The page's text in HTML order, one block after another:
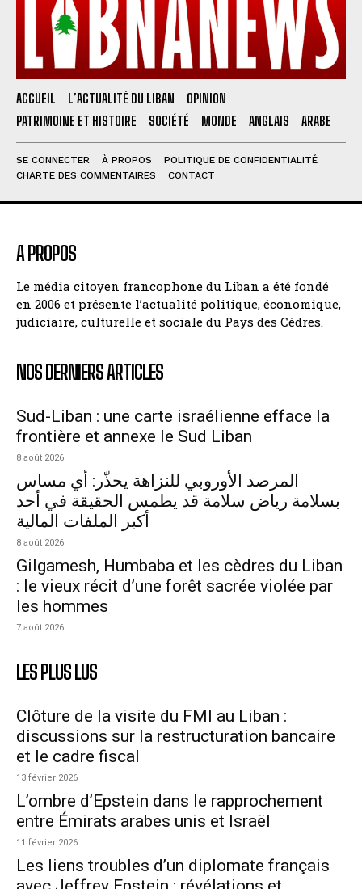
ACCUEIL L’ACTUALITÉ DU LIBAN
OPINION
PATRIMOINE ET HISTOIRE
SOCIÉTÉ MONDE ANGLAIS ARABE
SE CONNECTER À PROPOS
POLITIQUE DE CONFIDENTIALITÉ
CHARTE DES COMMENTAIRES
CONTACT
A PROPOS
Le média citoyen francophone du Liban a été fondé
en 2006 et présente l’actualité politique, économique,
judiciaire, culturelle et sociale du Pays des Cèdres.
NOS DERNIERS ARTICLES
Sud-Liban : une carte israélienne efface la
frontière et annexe le Sud Liban
8 août 2026
المرصد الأوروبي للنزاهة يحذّر: أي مساس
بسلامة رياض سلامة قد يطمس الحقيقة في أحد
أكبر الملفات المالية
8 août 2026
Gilgamesh, Humbaba et les cèdres du Liban
: le vieux récit d’une forêt sacrée violée par
les hommes
7 août 2026
LES PLUS LUS
Clôture de la visite du FMI au Liban :
discussions sur la restructuration bancaire
et le cadre fiscal
13 février 2026
L’ombre d’Epstein dans le rapprochement
entre Émirats arabes unis et Israël
11 février 2026
Les liens troubles d’un diplomate français